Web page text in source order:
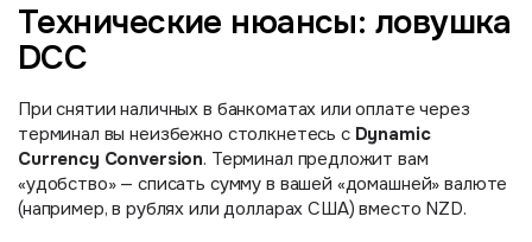
Технические нюансы: ловушка
DCC
При снятии наличных в банкоматах или оплате через
терминал вы неизбежно столкнетесь с Dynamic
Currency Conversion. Терминал предложит вам
«удобство» — списать сумму в вашей «домашней» валюте
(например, в рублях или долларах США) вместо NZD.